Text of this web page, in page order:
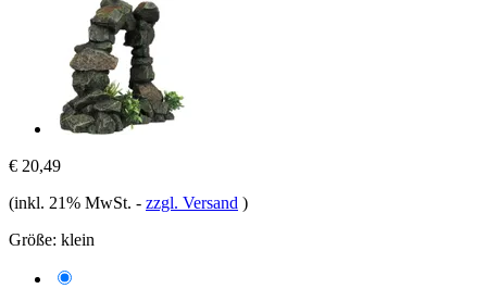
€ 20,49
(inkl. 21% MwSt. - zzgl. Versand )
Größe: klein